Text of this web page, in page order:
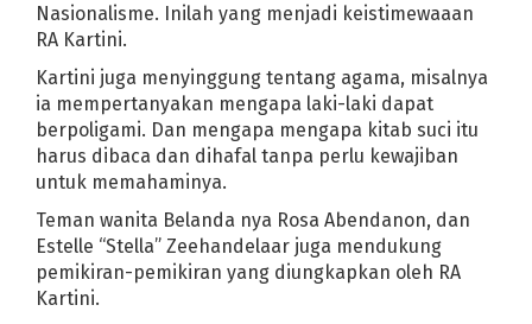
Belajar Dari Krisis Amerika Serikat
Ronaldo "CR7" Pecahkan
untuk Palestina
Demo Kecam Israel Warnai Ibukota
Michael Heart "Song
Monumen Menghormati Pelempar Sepatu Bush
Digerus Firefox, IE Makin Melempem
Pelajaran Moral dari Film
Ilmu dan Mencari Ilmu
Menjadi PM Baru Israel
paket internet Rp 427.000 untuk 100 Mbps
2021
Redakan Nyeri Haid Hingga Tingkatkan Daya Tahan Tubuh
Nasionalisme. Inilah yang menjadi keistimewaaan
RA Kartini.
Kartini juga menyinggung tentang agama, misalnya
ia mempertanyakan mengapa laki-laki dapat
berpoligami. Dan mengapa mengapa kitab suci itu
harus dibaca dan dihafal tanpa perlu kewajiban
untuk memahaminya.
Teman wanita Belanda nya Rosa Abendanon, dan
Estelle “Stella” Zeehandelaar juga mendukung
pemikiran-pemikiran yang diungkapkan oleh RA
Kartini.